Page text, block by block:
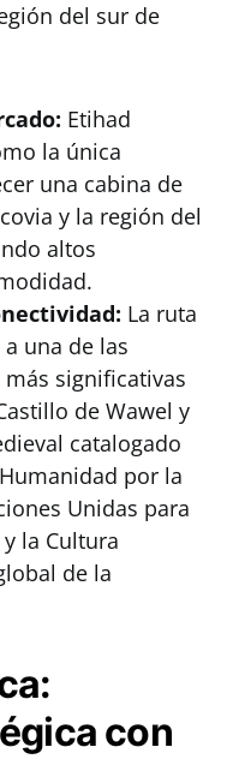
del sur de
Etihad
la única
una cabina de
y la región del
altos
La ruta
una de las
significativas
de Wawel y
catalogado
por la
Unidas para
la Cultura
de la
con